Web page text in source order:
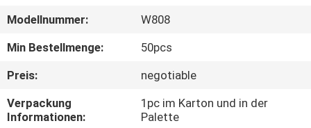
FABRIK-
TOUR
QUALITÄTSKONTROLLE
Modellnummer:
W808
Min Bestellmenge:
50pcs
Preis:
negotiable
Verpackung
Informationen:
1pc im Karton und in der
Palette